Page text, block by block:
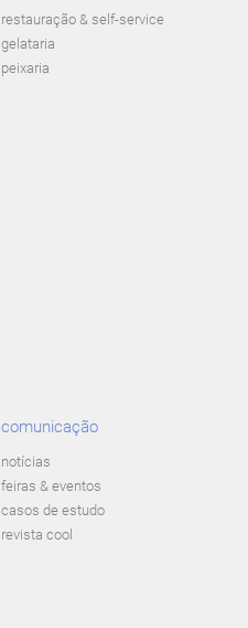
restauração & self-service
gelataria
peixaria
comunicação
notícias
feiras & eventos
casos de estudo
revista cool